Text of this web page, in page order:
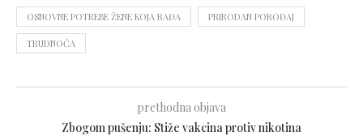
OSNOVNE POTREBE ŽENE KOJA RAĐA PRIRODAN POROĐAJ
TRUDNOĆA
prethodna objava
Zbogom pušenju: Stiže vakcina protiv nikotina